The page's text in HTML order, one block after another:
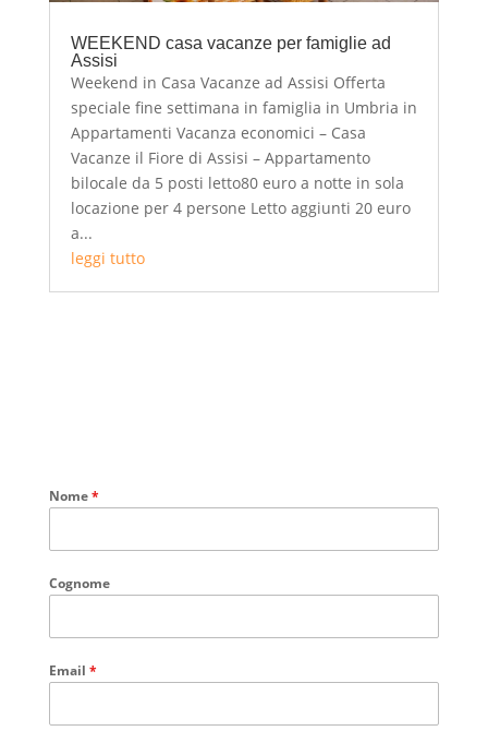
WEEKEND casa vacanze per famiglie ad
Assisi
Weekend in Casa Vacanze ad Assisi Offerta
speciale fine settimana in famiglia in Umbria in
Appartamenti Vacanza economici – Casa
Vacanze il Fiore di Assisi – Appartamento
bilocale da 5 posti letto80 euro a notte in sola
locazione per 4 persone Letto aggiunti 20 euro
a...
leggi tutto
Nome*
Cognome
Email *